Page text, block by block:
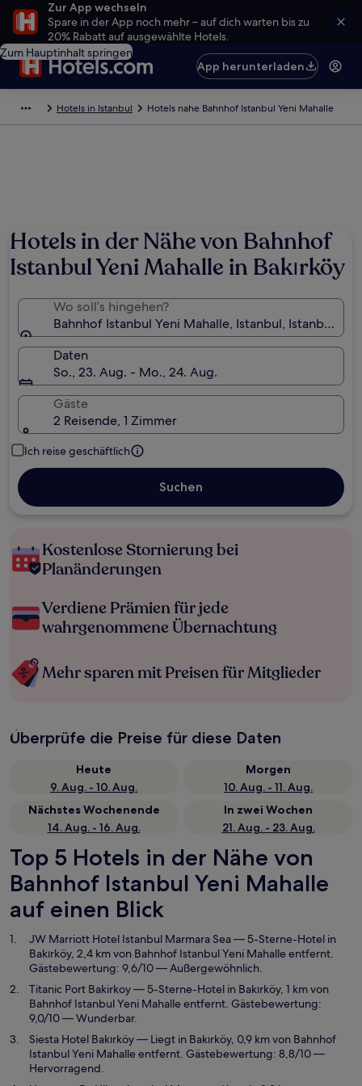
Zur App wechseln
Spare in der App noch mehr – auf dich warten bis zu
20% Rabatt auf ausgewählte Hotels.
Zum Hauptinhalt springen
App herunterladen
Hotels in Istanbul Hotels nahe Bahnhof Istanbul Yeni Mahalle
Hotels in der Nähe von Bahnhof
Istanbul Yeni Mahalle in Bakırköy
Wo soll’s hingehen?
Bahnhof Istanbul Yeni Mahalle, Istanbul, Istanbul,
Daten
So., 23. Aug. - Mo., 24. Aug.
Gäste
2 Reisende, 1 Zimmer
Ich reise geschäftlich
Suchen
Kostenlose Stornierung bei
Planänderungen
Verdiene Prämien für jede
wahrgenommene Übernachtung
Mehr sparen mit Preisen für Mitglieder
Überprüfe die Preise für diese Daten
Heute
9. Aug. - 10. Aug.
Morgen
10. Aug. - 11. Aug.
Nächstes Wochenende
14. Aug. - 16. Aug.
In zwei Wochen
21. Aug. - 23. Aug.
Top 5 Hotels in der Nähe von
Bahnhof Istanbul Yeni Mahalle
auf einen Blick
JW Marriott Hotel Istanbul Marmara Sea— 5-Sterne-Hotel in
Bakırköy, 2,4 km von Bahnhof Istanbul Yeni Mahalle entfernt.
Gästebewertung: 9,6/10 — Außergewöhnlich.
Titanic Port Bakirkoy— 5-Sterne-Hotel in Bakırköy, 1 km von
Bahnhof Istanbul Yeni Mahalle entfernt. Gästebewertung:
9,0/10 — Wunderbar.
Siesta Hotel Bakırköy— Liegt in Bakırköy, 0,9 km von Bahnhof
Istanbul Yeni Mahalle entfernt. Gästebewertung: 8,8/10 —
Hervorragend.